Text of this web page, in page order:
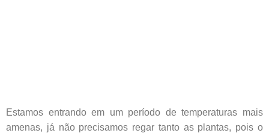
Estamos entrando em um período de temperaturas mais
amenas, já não precisamos regar tanto as plantas, pois o